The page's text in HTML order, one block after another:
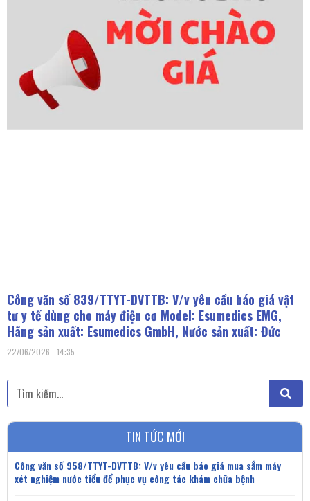
Công văn số 839/TTYT-DVTTB: V/v yêu cầu báo giá vật
tư y tế dùng cho máy điện cơ Model: Esumedics EMG,
Hãng sản xuất: Esumedics GmbH, Nước sản xuất: Đức
22/06/2026 14:35
Tìm
kiếm
TIN TỨC MỚI
Công văn số 958/TTYT-DVTTB: V/v yêu cầu báo giá mua sắm máy
xét nghiệm nước tiểu để phục vụ công tác khám chữa bệnh